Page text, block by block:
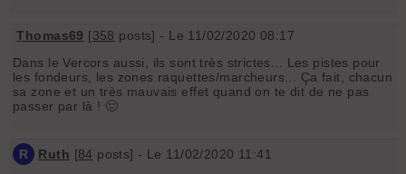
Thomas69 [358 posts] - Le 11/02/2020 08:17
Dans le Vercors aussi, ils sont très strictes... Les pistes pour
les fondeurs, les zones raquettes/marcheurs... Ça fait, chacun
sa zone et un très mauvais effet quand on te dit de ne pas
passer par là ! 🤢
R Ruth [84 posts] - Le 11/02/2020 11:41